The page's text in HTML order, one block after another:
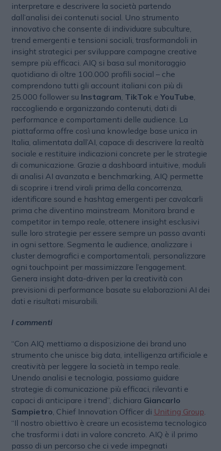
interpretare e descrivere la società partendo
dall’analisi dei contenuti social. Uno strumento
innovativo che consente di individuare subculture,
trend emergenti e tensioni sociali, trasformandoli in
insight strategici per sviluppare campagne creative
sempre più efficaci. AIQ si basa sul monitoraggio
quotidiano di oltre 100.000 profili social – che
comprendono tutti gli account italiani con più di
25.000 follower su Instagram TikTok e YouTube
raccogliendo e organizzando contenuti, dati di
performance e comportamenti delle audience. La
piattaforma offre così una knowledge base unica in
Italia, alimentata dall’AI, capace di descrivere la realtà
sociale e restituire indicazioni concrete per le strategie
di comunicazione. Grazie a dashboard intuitive, moduli
di analisi AI avanzata e benchmarking, AIQ permette
di scoprire i trend virali prima della concorrenza,
identificare sound e hashtag emergenti per cavalcarli
prima che diventino mainstream. Monitora brand e
competitor in tempo reale, ottenere insight esclusivi
sulle loro strategie per essere sempre un passo avanti
in ogni settore. Segmenta le audience, analizzare i
cluster demografici e comportamentali, personalizzare
ogni touchpoint per massimizzare l’engagement.
Genera insight data-driven per la creatività con
previsioni di performance basate su elaborazioni AI dei
dati e risultati misurabili.
I commenti
“Con AIQ mettiamo a disposizione dei brand uno
strumento che unisce big data, intelligenza artificiale e
creatività per leggere la società in tempo reale.
Unendo analisi e tecnologia, possiamo guidare
strategie di comunicazione più efficaci, rilevanti e
capaci di anticipare i trend”, dichiara Giancarlo
Sampietro , Chief Innovation Officer di Uniting Group
“Il nostro obiettivo è creare un ecosistema tecnologico
che trasformi i dati in valore concreto. AIQ è il primo
passo di un percorso che ci vede impegnati